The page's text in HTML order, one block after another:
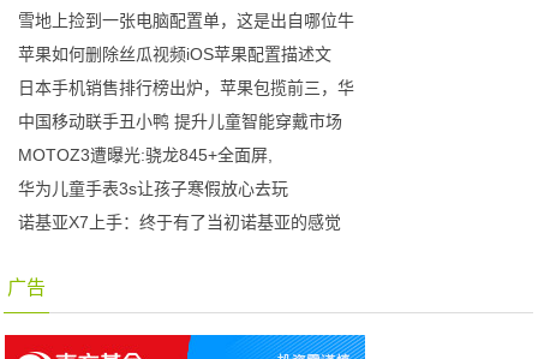
雪地上捡到一张电脑配置单，这是出自哪位牛
苹果如何删除丝瓜视频iOS苹果配置描述文
日本手机销售排行榜出炉，苹果包揽前三，华
中国移动联手丑小鸭 提升儿童智能穿戴市场
MOTOZ3遭曝光:骁龙845+全面屏,
华为儿童手表3s让孩子寒假放心去玩
诺基亚X7上手：终于有了当初诺基亚的感觉
广告